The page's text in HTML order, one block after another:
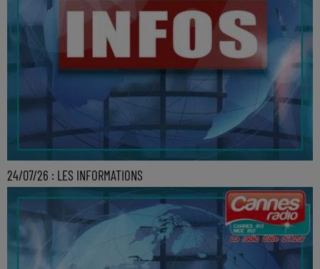
24/07/26 : LES INFORMATIONS